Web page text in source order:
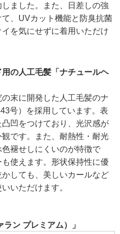
ました。また、日差しの強
、UVカット機能と防臭抗菌
を気にせずに着用いただけ
の人工毛髪「ナチュールヘ
末に開発した人工毛髪のナ
号）を採用しています。表
凹をつけており、光沢感が
です。また、耐熱性・耐光
褪せしにくいのが特徴で
使えます。形状保持性に優
しても、美しいカールなど
いただけます。
ン プレミアム）」